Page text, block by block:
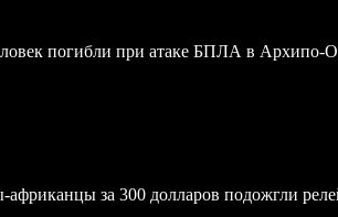
погибли при атаке БПЛА в Архипо-
африканцы за 300 долларов подожгли